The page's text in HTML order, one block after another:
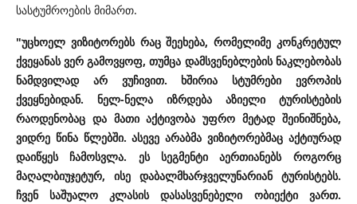
სასტუმროების მიმართ.
"უცხოელ ვიზიტორებს რაც შეეხება, რომელიმე კონკრეტულ
ქვეყანას ვერ გამოვყოფ, თუმცა დამსვენებლების ნაკლებობას
ნამდვილად არ ვუჩივით. ხშირია სტუმრები ევროპის
ქვეყნებიდან. ნელ-ნელა იზრდება აზიელი ტურისტების
რაოდენობაც და მათი აქტივობა უფრო მეტად შეინიშნება,
ვიდრე წინა წლებში. ასევე არაბმა ვიზიტორებმაც აქტიურად
დაიწყეს ჩამოსვლა. ეს სეგმენტი აერთიანებს როგორც
მაღალბიუჯეტურ, ისე დაბალმხარჯველუნარიან ტურისტებს.
ჩვენ საშუალო კლასის დასასვენებელი ობიექტი ვართ.